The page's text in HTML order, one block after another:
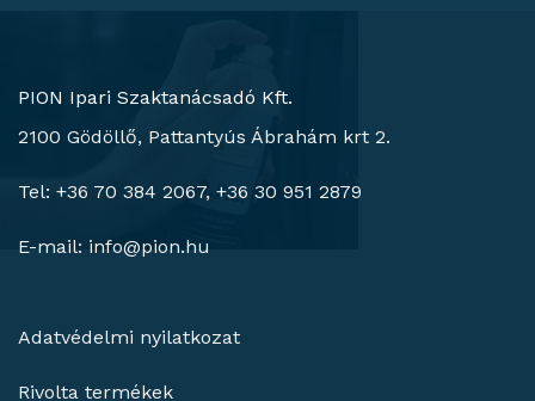
PION Ipari Szaktanácsadó Kft.
2100 Gödöllő, Pattantyús Ábrahám krt 2.
Tel: +36 70 384 2067, +36 30 951 2879
E-mail: info@pion.hu
Adatvédelmi nyilatkozat
Rivolta termékek